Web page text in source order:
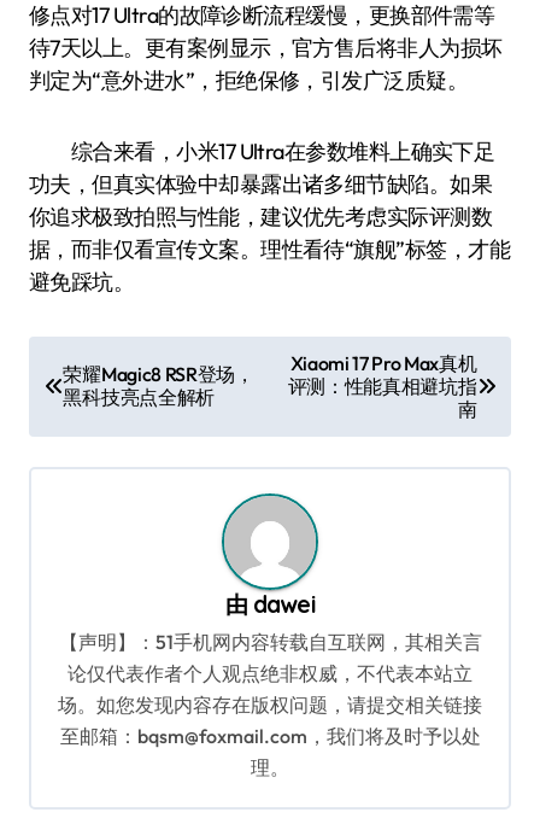
修点对17 Ultra的故障诊断流程缓慢，更换部件需等
待7天以上。更有案例显示，官方售后将非人为损坏
判定为“意外进水”，拒绝保修，引发广泛质疑。
综合来看，小米17 Ultra在参数堆料上确实下足
功夫，但真实体验中却暴露出诸多细节缺陷。如果
你追求极致拍照与性能，建议优先考虑实际评测数
据，而非仅看宣传文案。理性看待“旗舰”标签，才能
避免踩坑。
章
导
航
荣耀Magic8 RSR登场，
黑科技亮点全解析
Xiaomi 17 Pro Max真机
评测：性能真相避坑指
南
由 dawei
【声明】：51手机网内容转载自互联网，其相关言
论仅代表作者个人观点绝非权威，不代表本站立
场。如您发现内容存在版权问题，请提交相关链接
至邮箱：bqsm@foxmail.com，我们将及时予以处
理。